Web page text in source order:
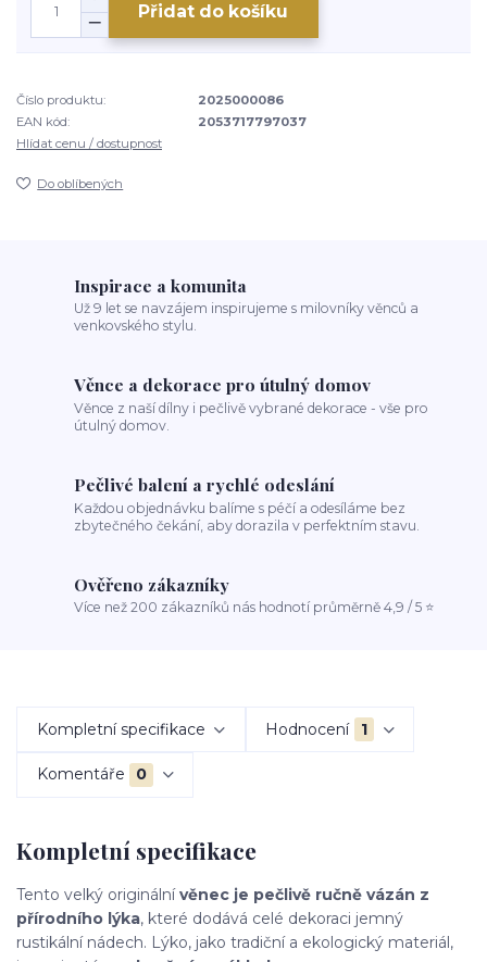
Přidat do košíku
Číslo produktu:
2025000086
EAN kód:
2053717797037
Hlídat cenu / dostupnost
Do oblíbených
Inspirace a komunita
Už 9 let se navzájem inspirujeme s milovníky věnců a
venkovského stylu.
Věnce a dekorace pro útulný domov
Věnce z naší dílny i pečlivě vybrané dekorace - vše pro
útulný domov.
Pečlivé balení a rychlé odeslání
Každou objednávku balíme s péčí a odesíláme bez
zbytečného čekání, aby dorazila v perfektním stavu.
Ověřeno zákazníky
Více než 200 zákazníků nás hodnotí průměrně 4,9 / 5 ⭐
Kompletní specifikace Hodnocení 1
Komentáře 0
Kompletní specifikace
Tento velký originálnívěnec je pečlivě ručně vázán z
přírodního lýka, které dodává celé dekoraci jemný
rustikální nádech. Lýko, jako tradiční a ekologický materiál,